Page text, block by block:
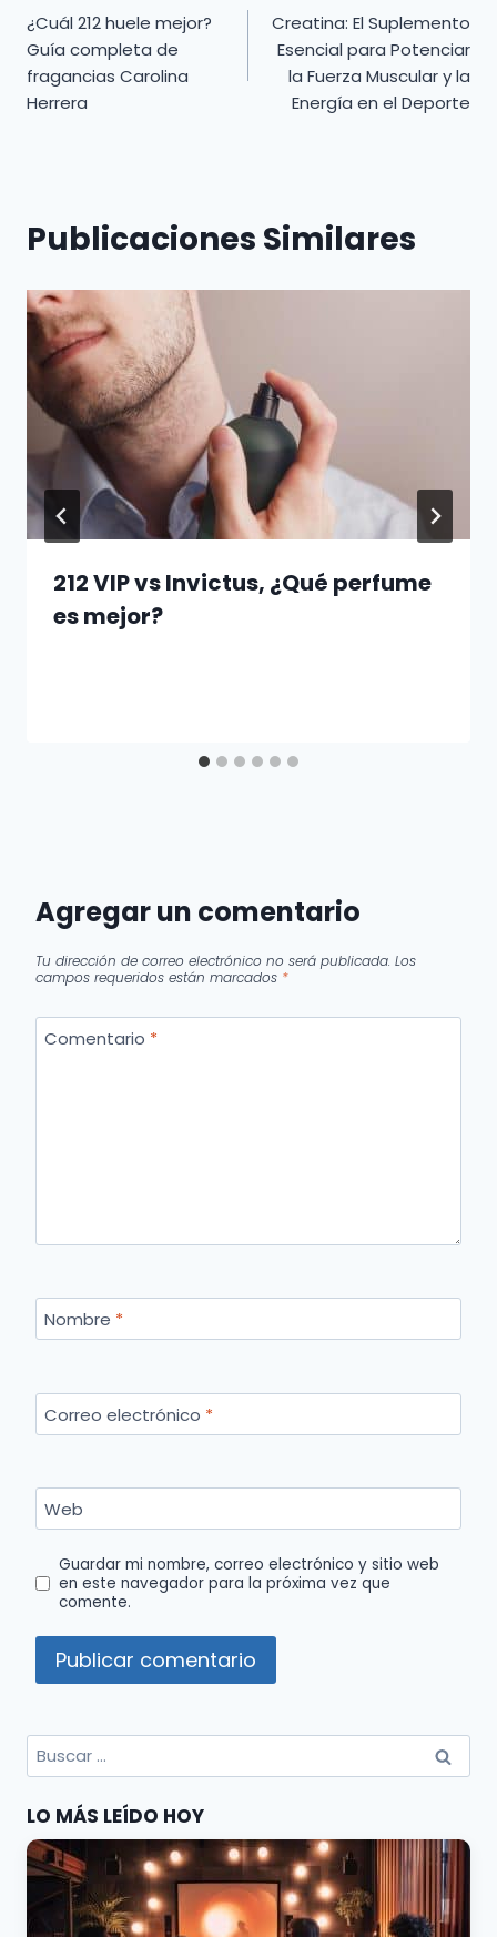
de
entradas
¿Cuál 212 huele mejor?
Guía completa de
fragancias Carolina
Herrera
Creatina: El Suplemento
Esencial para Potenciar
la Fuerza Muscular y la
Energía en el Deporte
Publicaciones Similares
212 VIP vs Invictus, ¿Qué perfume
es mejor?
Agregar un comentario
Tu dirección de correo electrónico no será publicada. Los
campos requeridos están marcados *
Comentario *
Nombre *
Correo electrónico *
Web
Guardar mi nombre, correo electrónico y sitio web
en este navegador para la próxima vez que
comente.
Buscar
por:
LO MÁS LEÍDO HOY